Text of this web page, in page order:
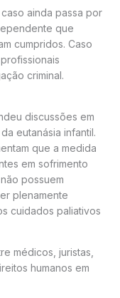
ainda passa por
que
cumpridos. Caso
criminal.
discussões em
eutanásia infantil.
que a medida
em sofrimento
possuem
plenamente
cuidados paliativos
médicos, juristas,
humanos em